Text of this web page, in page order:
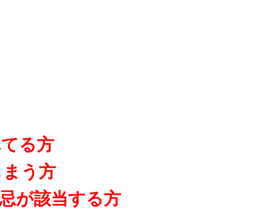
る方
う方
が該当する方